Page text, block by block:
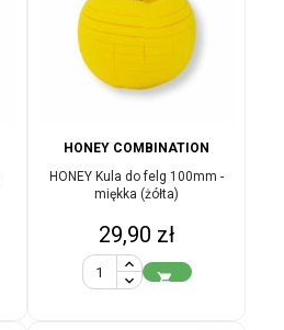
HONEY COMBINATION
HONEY Kula do felg 100mm -
miękka (żółta)
Cena
29,90 zł
